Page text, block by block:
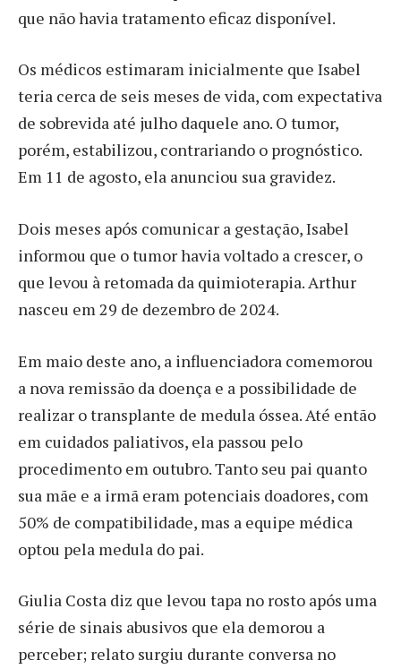
que não havia tratamento eficaz disponível.
Os médicos estimaram inicialmente que Isabel
teria cerca de seis meses de vida, com expectativa
de sobrevida até julho daquele ano. O tumor,
porém, estabilizou, contrariando o prognóstico.
Em 11 de agosto, ela anunciou sua gravidez.
Dois meses após comunicar a gestação, Isabel
informou que o tumor havia voltado a crescer, o
que levou à retomada da quimioterapia. Arthur
nasceu em 29 de dezembro de 2024.
Em maio deste ano, a influenciadora comemorou
a nova remissão da doença e a possibilidade de
realizar o transplante de medula óssea. Até então
em cuidados paliativos, ela passou pelo
procedimento em outubro. Tanto seu pai quanto
sua mãe e a irmã eram potenciais doadores, com
50% de compatibilidade, mas a equipe médica
optou pela medula do pai.
Giulia Costa diz que levou tapa no rosto após uma
série de sinais abusivos que ela demorou a
perceber; relato surgiu durante conversa no